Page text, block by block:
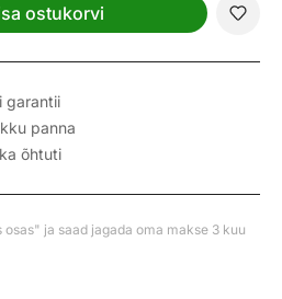
ostukorvi
garantii
panna
õhtuti
ja saad jagada oma makse 3 kuu